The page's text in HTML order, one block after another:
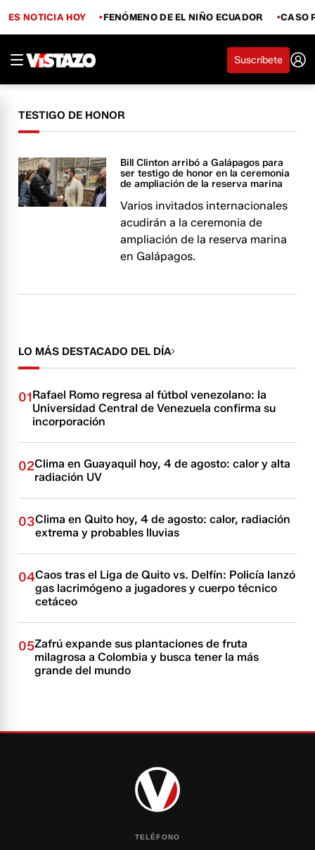
ES NOTICIA HOY FENÓMENO DE EL NIÑO ECUADOR CASO
Suscríbete
TESTIGO DE HONOR
Bill Clinton arribó a Galápagos para
ser testigo de honor en la ceremonia
de ampliación de la reserva marina
Varios invitados internacionales
acudirán a la ceremonia de
ampliación de la reserva marina
en Galápagos.
LO MÁS DESTACADO DEL DÍA
01Rafael Romo regresa al fútbol venezolano: la
Universidad Central de Venezuela confirma su
incorporación
02Clima en Guayaquil hoy, 4 de agosto: calor y alta
radiación UV
03Clima en Quito hoy, 4 de agosto: calor, radiación
extrema y probables lluvias
04Caos tras el Liga de Quito vs. Delfín: Policía lanzó
gas lacrimógeno a jugadores y cuerpo técnico
cetáceo
05Zafrú expande sus plantaciones de fruta
milagrosa a Colombia y busca tener la más
grande del mundo
TELÉFONO